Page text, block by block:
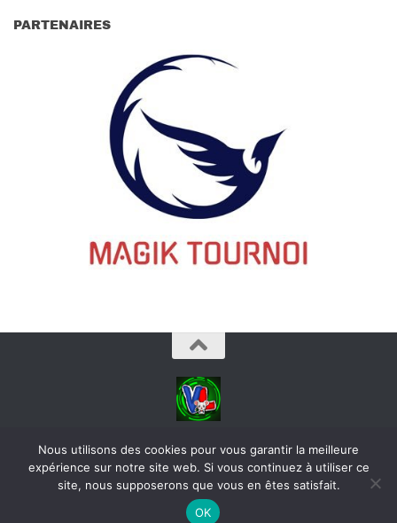
PARTENAIRES
videoludos © 2026. Tous droits réservés.
Nous utilisons des cookies pour vous garantir la meilleure
expérience sur notre site web. Si vous continuez à utiliser ce
site, nous supposerons que vous en êtes satisfait.
OK